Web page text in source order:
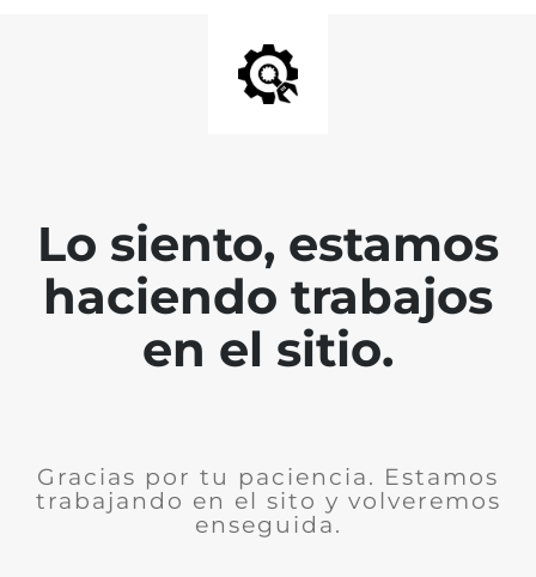
Lo siento, estamos
haciendo trabajos
en el sitio.
Gracias por tu paciencia. Estamos
trabajando en el sito y volveremos
enseguida.